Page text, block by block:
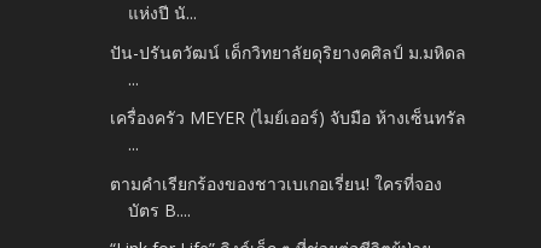
แห่งปี นั...
ปัน-ปรันตวัฒน์ เด็กวิทยาลัยดุริยางคศิลป์ ม.มหิดล
...
เครื่องครัว MEYER (ไมย์เออร์) จับมือ ห้างเซ็นทรัล
...
ตามคำเรียกร้องของชาวเบเกอเรี่ยน! ใครที่จอง
บัตร B....